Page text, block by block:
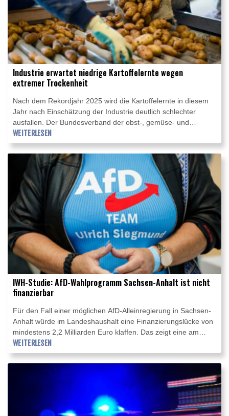
Industrie erwartet niedrige Kartoffelernte wegen
extremer Trockenheit
Nach dem Rekordjahr 2025 wird die Kartoffelernte in diesem
Jahr nach Einschätzung der Industrie deutlich schlechter
ausfallen. Der Bundesverband der obst-, gemüse- und
kartoffelverarbeitenden Industrie erklärte am Mittwoch, Gründe
seien die anhaltende Trockenheit der vergangenen Wochen
und die Verringerung der Anbauflächen in Deutschland und in
Europa. Die Industrie verarbeitet Kartoffeln etwa zu Pommes
frites oder Chips.
WEITERLESEN
IWH-Studie: AfD-Wahlprogramm Sachsen-Anhalt ist nicht
finanzierbar
Für den Fall einer möglichen AfD-Alleinregierung in Sachsen-
Anhalt würde im Landeshaushalt eine Finanzierungslücke von
mindestens 2,2 Milliarden Euro klaffen. Das zeigt eine am
Mittwoch veröffentlichte Analyse des Leibniz-Instituts für
Wirtschaftsforschung Halle (IWH). Die Berechnungen basieren
auf amtlichen Daten und dem Wahlprogramm der Partei.
WEITERLESEN